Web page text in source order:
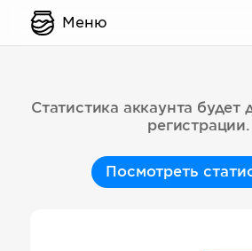
Меню
Статистика аккаунта будет
регистрации.
Посмотреть